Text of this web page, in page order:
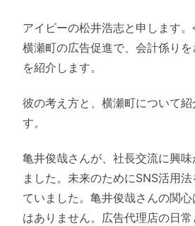
アイビーの松井浩志と申します
横瀬町の広告促進で、会計係り
を紹介します。
彼の考え方と、横瀬町について
す。
亀井俊哉さんが、社長交流に興
ました。未来のためにSNS活用
ていました。亀井俊哉さんの関
はありません。広告代理店の日